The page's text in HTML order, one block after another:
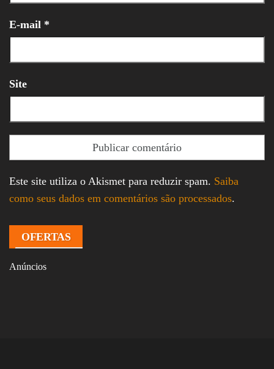
E-mail *
Site
Este site utiliza o Akismet para reduzir spam. Saiba
como seus dados em comentários são processados.
OFERTAS
Anúncios